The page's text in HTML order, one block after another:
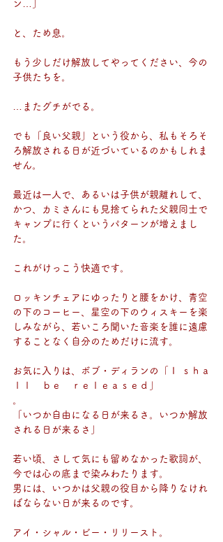
ン…」
と、ため息。
もう少しだけ解放してやってください、今の
子供たちを。
…またグチがでる。
でも「良い父親」という役から、私もそろそ
ろ解放される日が近づいているのかもしれま
せん。
最近は一人で、あるいは子供が親離れして、
かつ、カミさんにも見捨てられた父親同士で
キャンプに行くというパターンが増えまし
た。
これがけっこう快適です。
ロッキンチェアにゆったりと腰をかけ、青空
の下のコーヒー、星空の下のウィスキーを楽
しみながら、若いころ聞いた音楽を誰に遠慮
することなく自分のためだけに流す。
お気に入りは、ボブ・ディランの「Ｉ ｓｈａ
ｌｌ　ｂｅ　ｒｅｌｅａｓｅｄ」
「いつか自由になる日が来るさ。いつか解放
される日が来るさ」
若い頃、さして気にも留めなかった歌詞が、
今では心の底まで染みわたります。
男には、いつかは父親の役目から降りなけれ
ばならない日が来るのです。
アイ・シャル・ビー・リリースト。